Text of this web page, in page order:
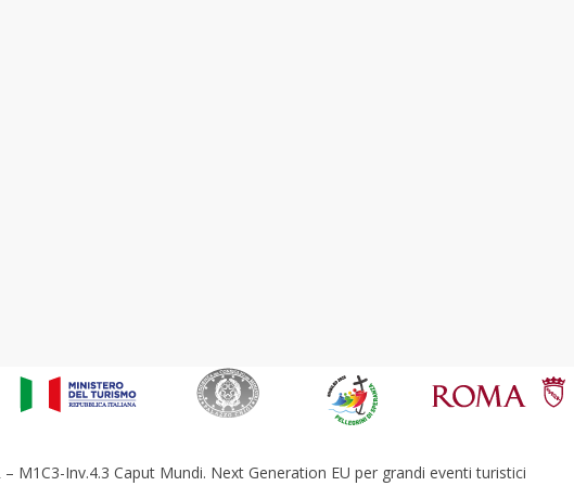
– M1C3-Inv.4.3 Caput Mundi. Next Generation EU per grandi eventi turistici